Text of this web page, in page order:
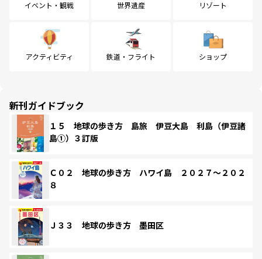
イベント・観戦 世界遺産 リゾート
アクティビティ 鉄道・フライト ショップ
新刊ガイドブック
１５ 地球の歩き方 島旅 伊豆大島 利島（伊豆諸
島①）３訂版
Ｃ０２ 地球の歩き方 ハワイ島 ２０２７～２０２
８
Ｊ３３ 地球の歩き方 墨田区